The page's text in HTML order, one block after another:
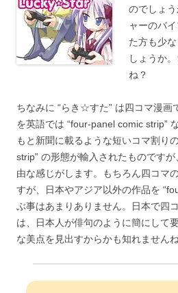
のでしょ
ャーのバ
た方も少
しょうか
ね？
ちなみに “らき☆すた” は四コマ漫画
を英語では “four-panel comic strip”
もと新聞に載るような短いコマ割り
strip” の形態が輸入されたものです
由な感じがします。もちろん四コマ
すが、日本やアジア以外の作品を
ぶ事はあまりありません。日本で四
は、日本人が俳句のように簡にして
な美点を見出すからかも知れませんね